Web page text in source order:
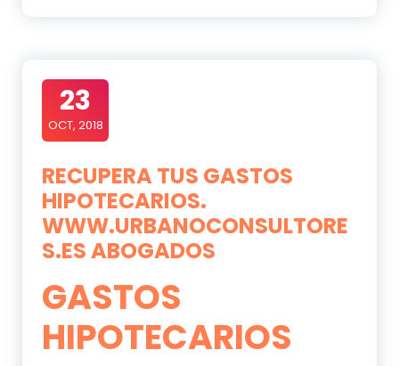
23
OCT, 2018
RECUPERA TUS GASTOS
HIPOTECARIOS.
WWW.URBANOCONSULTORE
S.ES ABOGADOS
GASTOS
HIPOTECARIOS